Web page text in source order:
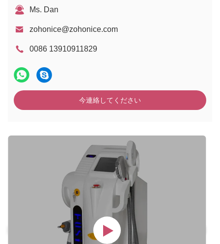
Ms. Dan
zohonice@zohonice.com
0086 13910911829
今連絡してください